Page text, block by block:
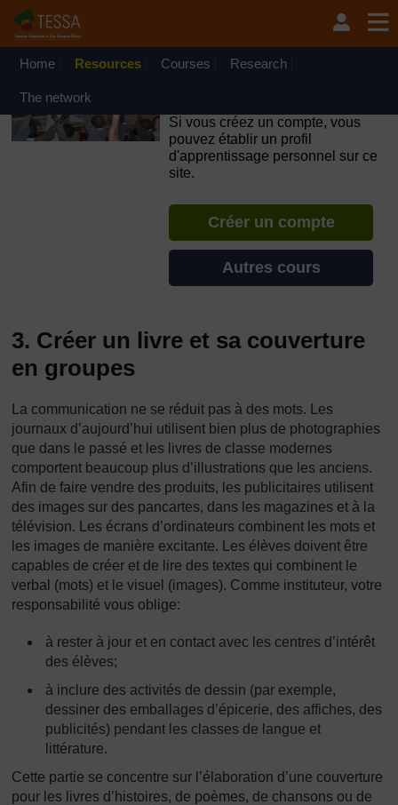
Passer au contenu principal
OpenLearn Create will be unavailable on Wednesday 12
August 2026 from 8am to 10.30am (GMT) due to routine
Home Resources Courses Research
The network
Si vous créez un compte, vous
pouvez établir un profil
d'apprentissage personnel sur ce
site.
Créer un compte
Autres cours
3. Créer un livre et sa couverture
en groupes
La communication ne se réduit pas à des mots. Les
journaux d’aujourd’hui utilisent bien plus de photographies
que dans le passé et les livres de classe modernes
comportent beaucoup plus d’illustrations que les anciens.
Afin de faire vendre des produits, les publicitaires utilisent
des images sur des pancartes, dans les magazines et à la
télévision. Les écrans d’ordinateurs combinent les mots et
les images de manière excitante. Les élèves doivent être
capables de créer et de lire des textes qui combinent le
verbal (mots) et le visuel (images). Comme instituteur, votre
responsabilité vous oblige:
à rester à jour et en contact avec les centres d’intérêt
des élèves;
à inclure des activités de dessin (par exemple,
dessiner des emballages d’épicerie, des affiches, des
publicités) pendant les classes de langue et
littérature.
Cette partie se concentre sur l’élaboration d’une couverture
pour les livres d’histoires, de poèmes, de chansons ou de